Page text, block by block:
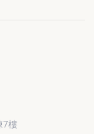
7樓